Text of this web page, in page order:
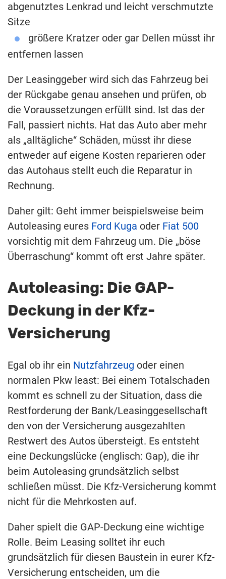
abgenutztes Lenkrad und leicht verschmutzte
Sitze
größere Kratzer oder gar Dellen müsst ihr
entfernen lassen
Der Leasinggeber wird sich das Fahrzeug bei
der Rückgabe genau ansehen und prüfen, ob
die Voraussetzungen erfüllt sind. Ist das der
Fall, passiert nichts. Hat das Auto aber mehr
als „alltägliche“ Schäden, müsst ihr diese
entweder auf eigene Kosten reparieren oder
das Autohaus stellt euch die Reparatur in
Rechnung.
Daher gilt: Geht immer beispielsweise beim
Autoleasing eures Ford Kuga oder Fiat 500
vorsichtig mit dem Fahrzeug um. Die „böse
Überraschung“ kommt oft erst Jahre später.
Autoleasing: Die GAP-
Deckung in der Kfz-
Versicherung
Egal ob ihr ein Nutzfahrzeug oder einen
normalen Pkw least: Bei einem Totalschaden
kommt es schnell zu der Situation, dass die
Restforderung der Bank/Leasinggesellschaft
den von der Versicherung ausgezahlten
Restwert des Autos übersteigt. Es entsteht
eine Deckungslücke (englisch: Gap), die ihr
beim Autoleasing grundsätzlich selbst
schließen müsst. Die Kfz-Versicherung kommt
nicht für die Mehrkosten auf.
Daher spielt die GAP-Deckung eine wichtige
Rolle. Beim Leasing solltet ihr euch
grundsätzlich für diesen Baustein in eurer Kfz-
Versicherung entscheiden, um die